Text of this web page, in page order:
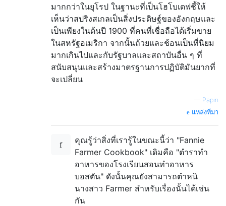
มากกว่าในยุโรป ในฐานะที่เป็นโฮโบเดฟชี้ให้
เห็นว่าสปริงสเกลเป็นสิ่งประดิษฐ์ของอังกฤษและ
เป็นเพียงในต้นปี 1900 ที่คนที่เชื่อถือได้เริ่มขาย
ในสหรัฐอเมริกา จากนั้นถ้วยและช้อนเป็นที่นิยม
มากเกินไปและกับรัฐบาลและสถาบันอื่น ๆ ที่
สนับสนุนและสร้างมาตรฐานการปฏิบัติมันยากที่
จะเปลี่ยน
— Papin
แหล่งที่มา
คุณรู้ว่าสิ่งที่เรารู้ในขณะนี้ว่า "Fannie
Farmer Cookbook" เดิมคือ "ตำราทำ
อาหารของโรงเรียนสอนทำอาหาร
บอสตัน" ดังนั้นคุณยังสามารถตำหนิ
นางสาว Farmer สำหรับเรื่องนั้นได้เช่น
กัน